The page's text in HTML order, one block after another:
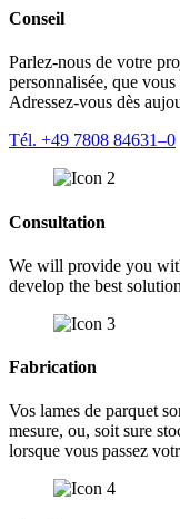
Conseil
Parlez-nous de votre
personnalisée, que
Adressez-vous dès
Tél. +49 7808 84631–0
Consultation
We will provide you
develop the best
Fabrication
Vos lames de parquet
mesure, ou, soit sure
lorsque vous passez